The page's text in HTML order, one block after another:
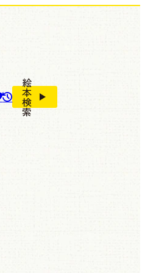
絵
本
検
索